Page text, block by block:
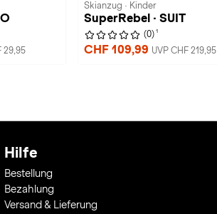
29,95
Skianzug · Kinder
SuperRebel · SUIT
(0) 1
CHF 109,99 UVP CHF 219,95
Hilfe
Bestellung
Bezahlung
Versand & Lieferung